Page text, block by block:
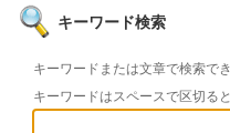
キーワード検索
キーワードまたは文章で検索で
キーワードはスペースで区切る